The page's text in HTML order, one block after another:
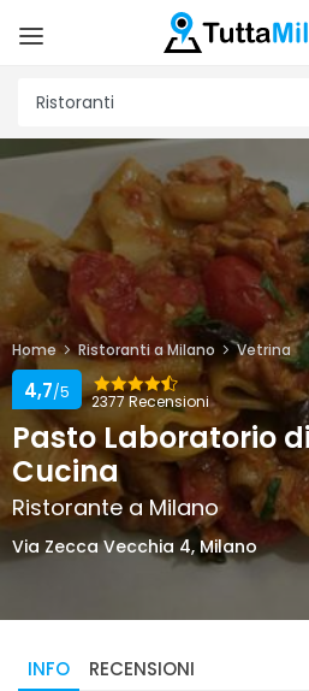
Home Ristoranti a Milano Vetrina
2377 Recensioni
4,7/5
Pasto Laboratorio
Cucina
Ristorante a Milano
Via Zecca Vecchia 4, Milano
INFO RECENSIONI